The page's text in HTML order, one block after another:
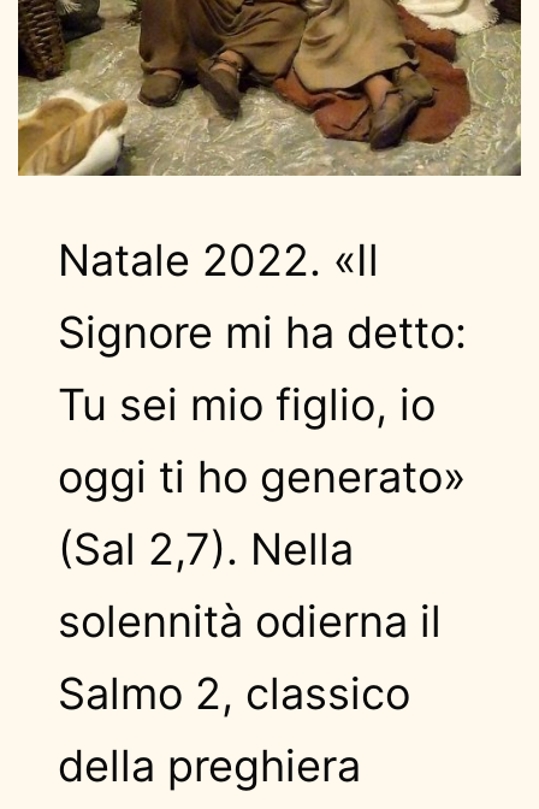
Natale 2022. «Il
Signore mi ha detto:
Tu sei mio figlio, io
oggi ti ho generato»
(Sal 2,7). Nella
solennità odierna il
Salmo 2, classico
della preghiera